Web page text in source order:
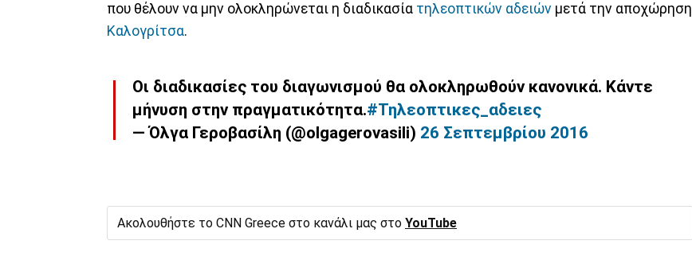
που θέλουν να μην ολοκληρώνεται η διαδικασία τηλεοπτικών αδειών μετά την αποχώρηση
Καλογρίτσα.
Οι διαδικασίες του διαγωνισμού θα ολοκληρωθούν κανονικά. Κάντε
μήνυση στην πραγματικότητα.#Τηλεοπτικες_αδειες
— Όλγα Γεροβασίλη (@olgagerovasili) 26 Σεπτεμβρίου 2016
Ακολουθήστε το CNN Greece στο κανάλι μας στο YouTube